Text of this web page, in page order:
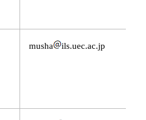
musha ils.uec.ac.jp